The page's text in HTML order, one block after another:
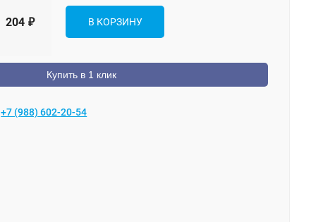
204 ₽ В КОРЗИНУ
Купить в 1 клик
+7 (988) 602-20-54